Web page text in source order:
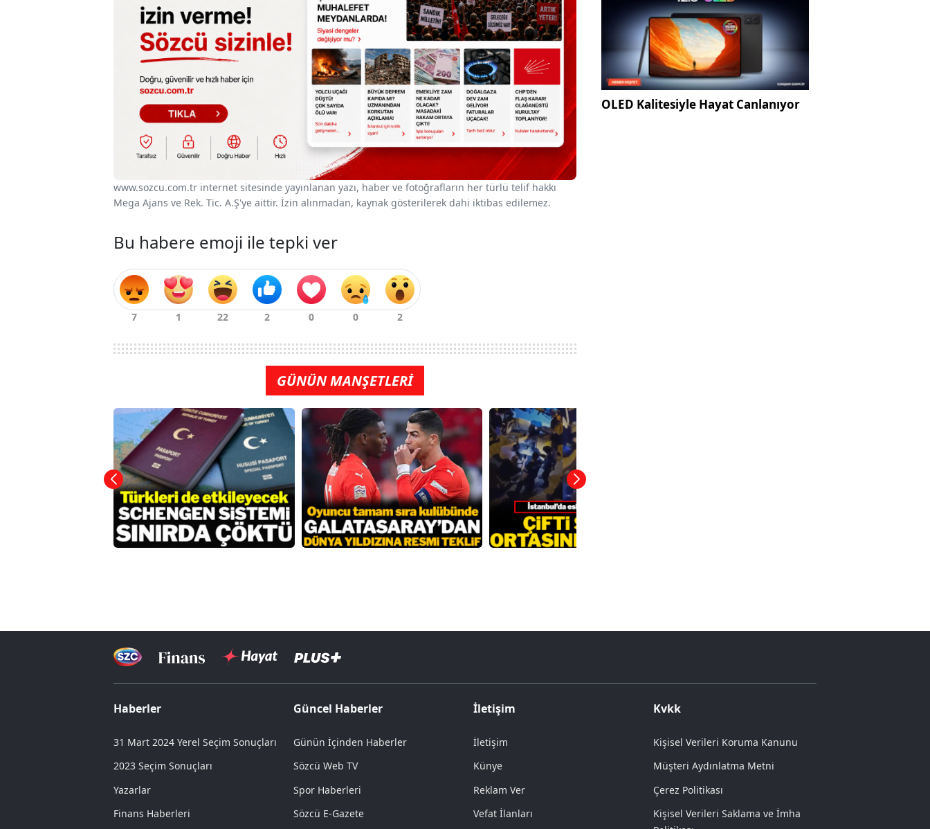
www.sozcu.com.tr internet sitesinde yayınlanan yazı, haber ve fotoğrafların her türlü telif hakkı
Mega Ajans ve Rek. Tic. A.Ş'ye aittir. İzin alınmadan, kaynak gösterilerek dahi iktibas edilemez.
Bu habere emoji ile tepki ver
GÜNÜN MANŞETLERİ
OLED Kalitesiyle Hayat Canlanıyor
Haberler
31 Mart 2024 Yerel Seçim Sonuçları
2023 Seçim Sonuçları
Yazarlar
Finans Haberleri
Güncel Haberler
Günün İçinden Haberler
Sözcü Web TV
Spor Haberleri
Sözcü E-Gazete
İletişim
İletişim
Künye
Reklam Ver
Vefat İlanları
Kvkk
Kişisel Verileri Koruma Kanunu
Müşteri Aydınlatma Metni
Çerez Politikası
Kişisel Verileri Saklama ve İmha